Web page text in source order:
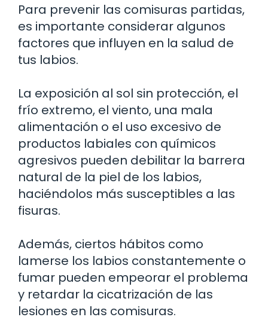
Para prevenir las comisuras partidas,
es importante considerar algunos
factores que influyen en la salud de
tus labios.
La exposición al sol sin protección, el
frío extremo, el viento, una mala
alimentación o el uso excesivo de
productos labiales con químicos
agresivos pueden debilitar la barrera
natural de la piel de los labios,
haciéndolos más susceptibles a las
fisuras.
Además, ciertos hábitos como
lamerse los labios constantemente o
fumar pueden empeorar el problema
y retardar la cicatrización de las
lesiones en las comisuras.